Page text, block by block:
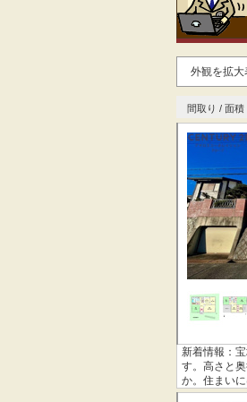
外観を拡大
間取り / 面積
新着情報：
す。高さと
か。住まい
す。ぜひご